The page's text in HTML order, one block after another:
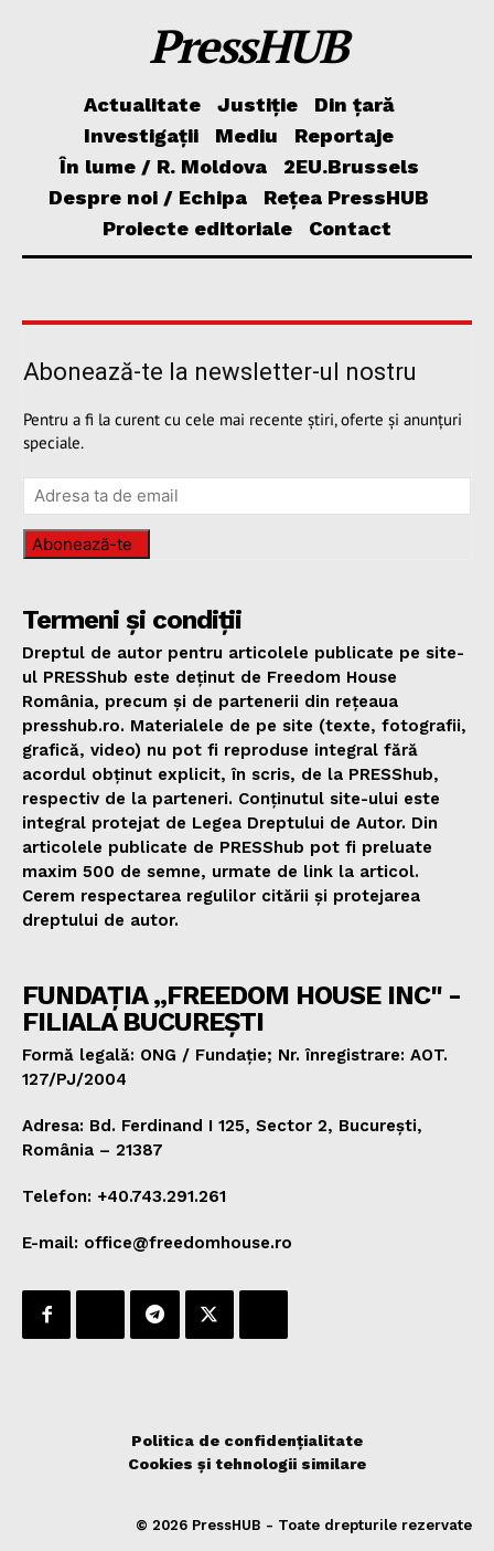
PressHUB
Actualitate Justiție
Din țară
Investigații
Mediu
Reportaje
În lume / R. Moldova
2EU.Brussels
Despre noi / Echipa
Rețea PressHUB
Proiecte editoriale
Contact
Abonează-te la newsletter-ul nostru
Pentru a fi la curent cu cele mai recente știri, oferte și anunțuri
speciale.
Abonează-te
Termeni și condiții
Dreptul de autor pentru articolele publicate pe site-
ul PRESShub este deținut de Freedom House
România, precum și de partenerii din rețeaua
presshub.ro. Materialele de pe site (texte, fotografii,
grafică, video) nu pot fi reproduse integral fără
acordul obținut explicit, în scris, de la PRESShub,
respectiv de la parteneri. Conținutul site-ului este
integral protejat de Legea Dreptului de Autor. Din
articolele publicate de PRESShub pot fi preluate
maxim 500 de semne, urmate de link la articol.
Cerem respectarea regulilor citării și protejarea
dreptului de autor.
FUNDAȚIA „FREEDOM HOUSE INC" -
FILIALA BUCUREȘTI
Formă legală: ONG / Fundație; Nr. înregistrare: AOT.
127/PJ/2004
Adresa: Bd. Ferdinand I 125, Sector 2, București,
România – 21387
Telefon: +40.743.291.261
E-mail: office@freedomhouse.ro
Politica de confidențialitate
Cookies și tehnologii similare
© 2026 PressHUB - Toate drepturile rezervate